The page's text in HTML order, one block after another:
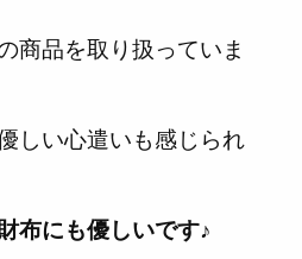
商品を取り扱っていま
しい心遣いも感じられ
布にも優しいです♪